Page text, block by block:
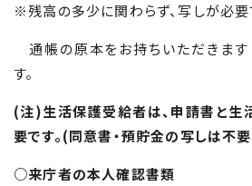
※残高の多少に関わらず、写しが必要
通帳の原本をお持ちいただきます
す。
(注)生活保護受給者は、申請書と生
要です。(同意書・預貯金の写しは不
○来庁者の本人確認書類